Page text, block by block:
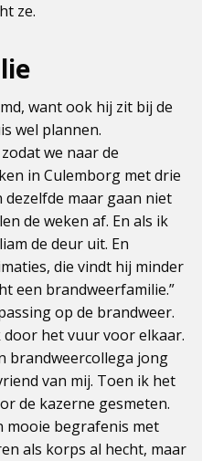
ze.
want ook hij zit bij de
wel plannen.
we naar de
in Culemborg met drie
maar gaan niet
de weken af. En als ik
de deur uit. En
die vindt hij minder
een brandweerfamilie.”
op de brandweer.
het vuur voor elkaar.
brandweercollega jong
van mij. Toen ik het
de kazerne gesmeten.
mooie begrafenis met
als korps al hecht, maar